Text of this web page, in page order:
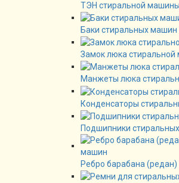
ТЭН стиральной машины
Баки стиральных машин
Замок люка
Манжеты люка
Конденсаторы
Подшипники
Ребро барабана